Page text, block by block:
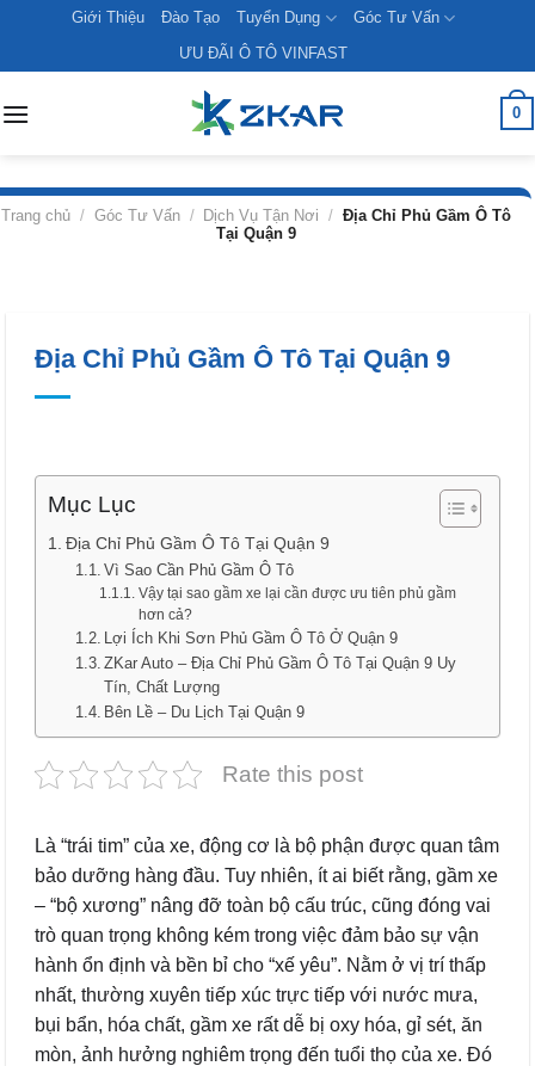
content
Giới Thiệu Đào Tạo Tuyển Dụng
Góc Tư Vấn
ƯU ĐÃI Ô TÔ VINFAST
0
Trang chủ / Góc Tư Vấn / Dịch Vụ Tận Nơi / Địa Chỉ Phủ Gầm Ô Tô
Tại Quận 9
Địa Chỉ Phủ Gầm Ô Tô Tại Quận 9
Mục Lục
Địa Chỉ Phủ Gầm Ô Tô Tại Quận 9
Vì Sao Cần Phủ Gầm Ô Tô
Vậy tại sao gầm xe lại cần được ưu tiên phủ gầm
hơn cả?
Lợi Ích Khi Sơn Phủ Gầm Ô Tô Ở Quận 9
ZKar Auto – Địa Chỉ Phủ Gầm Ô Tô Tại Quận 9 Uy
Tín, Chất Lượng
Bên Lề – Du Lịch Tại Quận 9
Rate this post
Là “trái tim” của xe, động cơ là bộ phận được quan tâm
bảo dưỡng hàng đầu. Tuy nhiên, ít ai biết rằng, gầm xe
– “bộ xương” nâng đỡ toàn bộ cấu trúc, cũng đóng vai
trò quan trọng không kém trong việc đảm bảo sự vận
hành ổn định và bền bỉ cho “xế yêu”. Nằm ở vị trí thấp
nhất, thường xuyên tiếp xúc trực tiếp với nước mưa,
bụi bẩn, hóa chất, gầm xe rất dễ bị oxy hóa, gỉ sét, ăn
mòn, ảnh hưởng nghiêm trọng đến tuổi thọ của xe. Đó